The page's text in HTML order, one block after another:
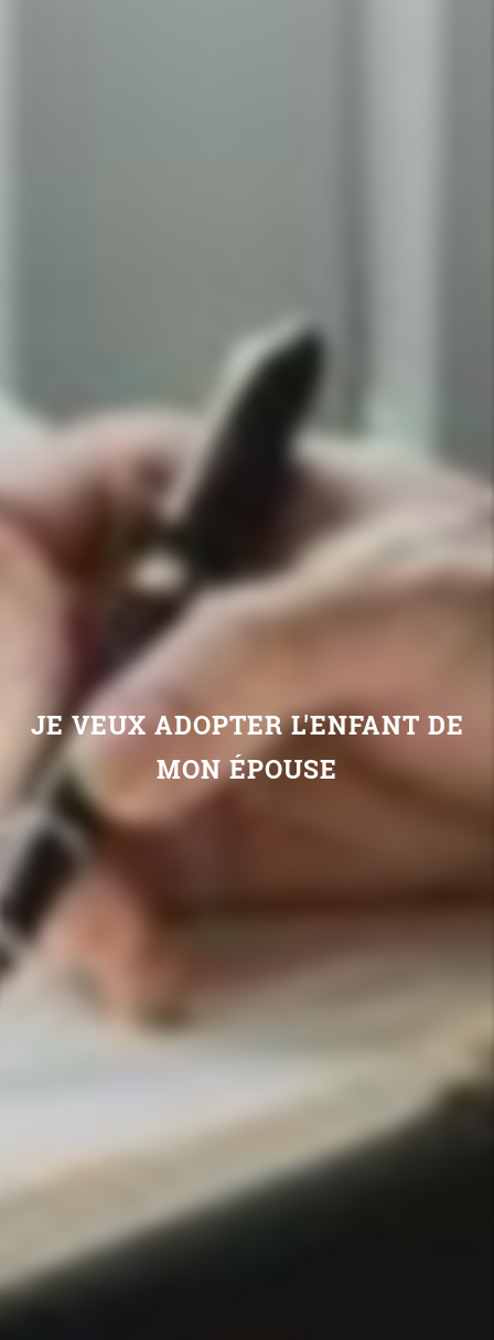
JE VEUX ADOPTER L'ENFANT DE
MON ÉPOUSE